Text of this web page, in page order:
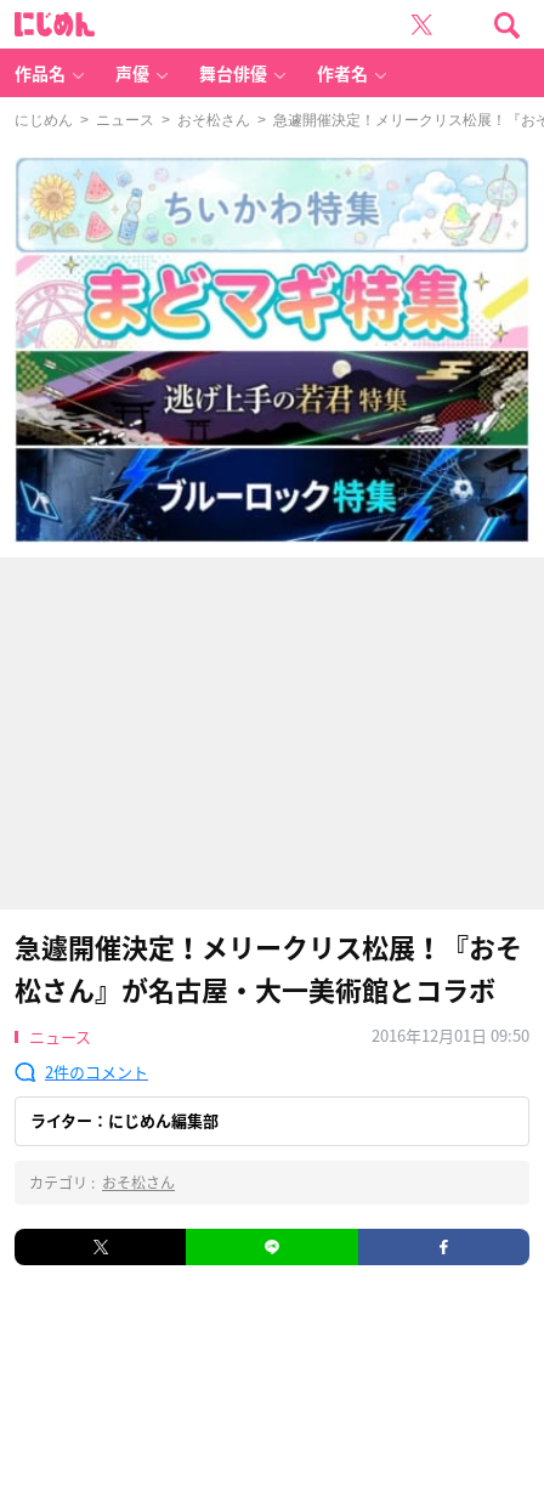
作品名 声優 舞台俳優 作者名
にじめん > ニュース > おそ松さん > 急遽開催決定！メリークリス松展！『お
急遽開催決定！メリークリス松展！『おそ
松さん』が名古屋・大一美術館とコラボ
ニュース
2016年12月01日 09:50
2
ライター：にじめん編集部
カテゴリ : おそ松さん